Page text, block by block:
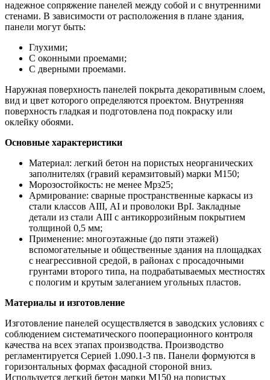
надежное сопряжение панелей между собой и с внутренними
стенами. В зависимости от расположения в плане здания,
панели могут быть:
Глухими;
С оконными проемами;
С дверными проемами.
Наружная поверхность панелей покрыта декоративным слоем,
вид и цвет которого определяются проектом. Внутренняя
поверхность гладкая и подготовлена под покраску или
оклейку обоями.
Основные характеристики
Материал: легкий бетон на пористых неорганических
заполнителях (гравий керамзитовый) марки М150;
Морозостойкость: не менее Мрз25;
Армирование: сварные пространственные каркасы из
стали классов АIII, АI и проволоки ВрI. Закладные
детали из стали АIII с антикоррозийным покрытием
толщиной 0,5 мм;
Применение: многоэтажные (до пяти этажей)
вспомогательные и общественные здания на площадках
с неагрессивной средой, в районах с просадочными
грунтами второго типа, на подрабатываемых местностях
с пологим и крутым залеганием угольных пластов.
Материалы и изготовление
Изготовление панелей осуществляется в заводских условиях с
соблюдением систематического пооперационного контроля
качества на всех этапах производства. Производство
регламентируется Серией 1.090.1-3 пв. Панели формуются в
горизонтальных формах фасадной стороной вниз.
Используется легкий бетон марки М150 на пористых